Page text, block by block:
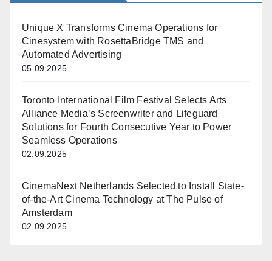
Unique X Transforms Cinema Operations for
Cinesystem with RosettaBridge TMS and
Automated Advertising
05.09.2025
Toronto International Film Festival Selects Arts
Alliance Media’s Screenwriter and Lifeguard
Solutions for Fourth Consecutive Year to Power
Seamless Operations
02.09.2025
CinemaNext Netherlands Selected to Install State-
of-the-Art Cinema Technology at The Pulse of
Amsterdam
02.09.2025